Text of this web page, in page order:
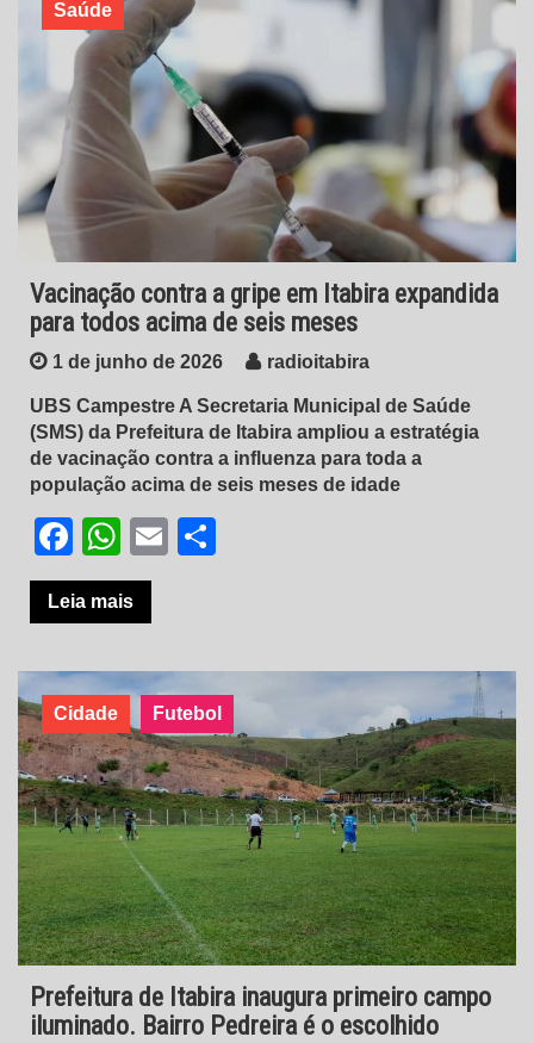
Saúde
Vacinação contra a gripe em Itabira expandida
para todos acima de seis meses
1 de junho de 2026 radioitabira
UBS Campestre A Secretaria Municipal de Saúde
(SMS) da Prefeitura de Itabira ampliou a estratégia
de vacinação contra a influenza para toda a
população acima de seis meses de idade
Facebook
WhatsApp
Email
Leia mais
Cidade Futebol
Prefeitura de Itabira inaugura primeiro campo
iluminado. Bairro Pedreira é o escolhido